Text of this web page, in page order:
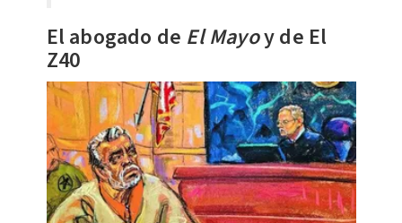
El abogado de El Mayoy de El
Z40